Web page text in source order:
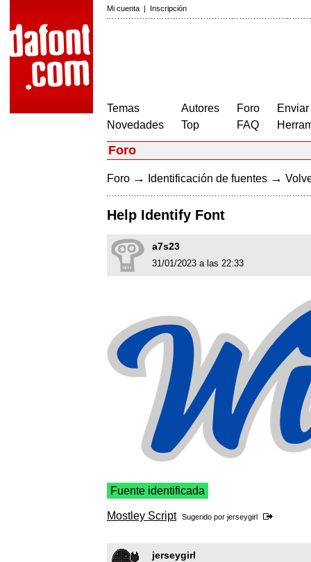
Mi cuenta | Inscripción
Temas
Novedades
Autores
Top
Foro
FAQ
Foro
Foro → Identificación de fuentes →
Help Identify Font
a7s23
31/01/2023 a las 22:33
Fuente identificada
Mostley Script Sugerido por jerseygirl
jerseygirl